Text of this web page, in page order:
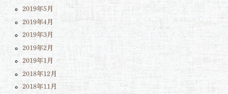
2019年5月
2019年4月
2019年3月
2019年2月
2019年1月
2018年12月
2018年11月